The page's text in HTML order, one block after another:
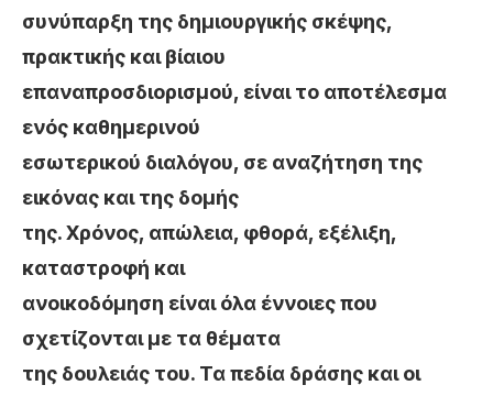
συνύπαρξη της δημιουργικής σκέψης,
πρακτικής και βίαιου
επαναπροσδιορισμού, είναι το αποτέλεσμα
ενός καθημερινού
εσωτερικού διαλόγου, σε αναζήτηση της
εικόνας και της δομής
της. Χρόνος, απώλεια, φθορά, εξέλιξη,
καταστροφή και
ανοικοδόμηση είναι όλα έννοιες που
σχετίζονται με τα θέματα
της δουλειάς του. Τα πεδία δράσης και οι